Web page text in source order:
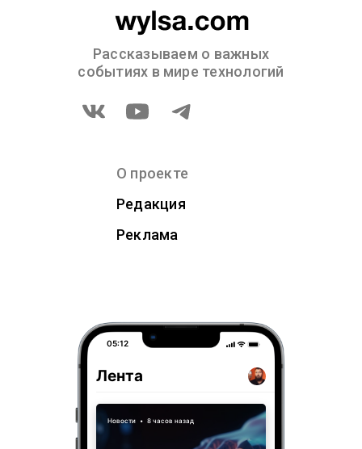
Рассказываем о важных
событиях в мире технологий
О проекте
Редакция
Реклама
05:12
Лента
Новости • 8 часов назад